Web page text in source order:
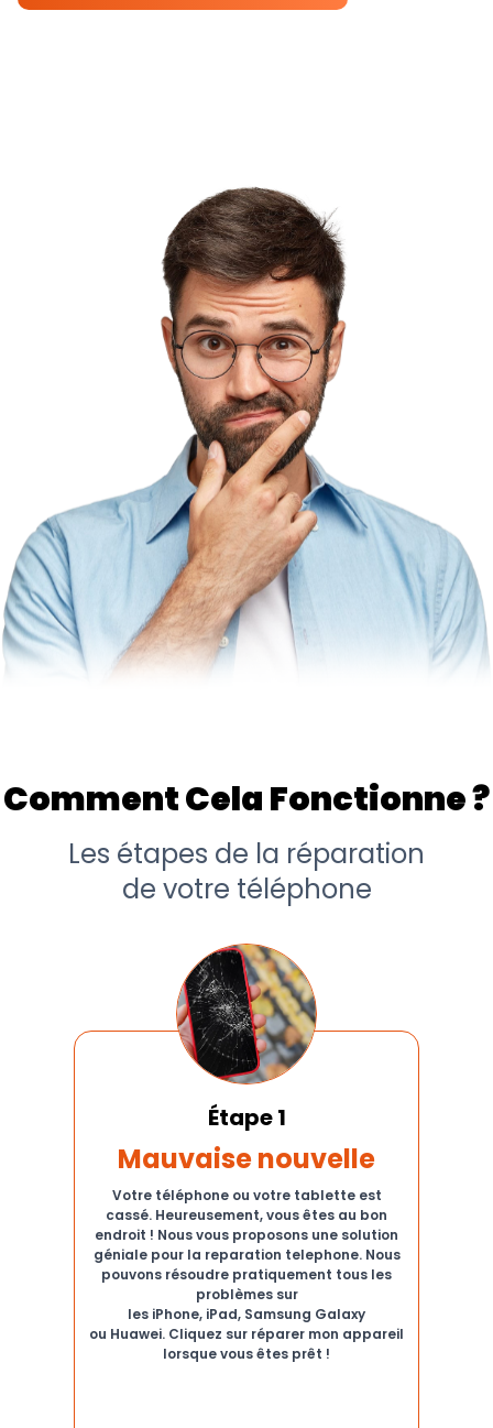
Comment Cela Fonctionne ?
Les étapes de la réparation
de votre téléphone
Étape 1
Mauvaise nouvelle
Votre téléphone ou votre tablette est
cassé. Heureusement, vous êtes au bon
endroit ! Nous vous proposons une solution
géniale pour la reparation telephone. Nous
pouvons résoudre pratiquement tous les
problèmes sur
les iPhone, iPad, Samsung Galaxy
ou Huawei. Cliquez sur réparer mon appareil
lorsque vous êtes prêt !